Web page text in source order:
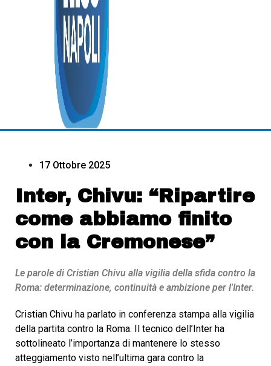
17 Ottobre 2025
Inter, Chivu: “Ripartire
come abbiamo finito
con la Cremonese”
Le parole di Cristian Chivu alla vigilia della sfida contro la
Roma: determinazione, continuità e ambizione per l'Inter.
Cristian Chivu ha parlato in conferenza stampa alla vigilia
della partita contro la Roma. Il tecnico dell’Inter ha
sottolineato l’importanza di mantenere lo stesso
atteggiamento visto nell’ultima gara contro la